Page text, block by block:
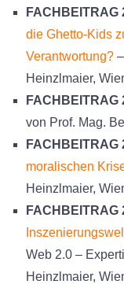
FACHBEITRAG
die Ghetto-Kids
Verantwortung?–
Heinzlmaier,
FACHBEITRAG
von Prof. Mag.
FACHBEITRAG
moralischen
Heinzlmaier,
FACHBEITRAG
Web 2.0 –
Heinzlmaier,